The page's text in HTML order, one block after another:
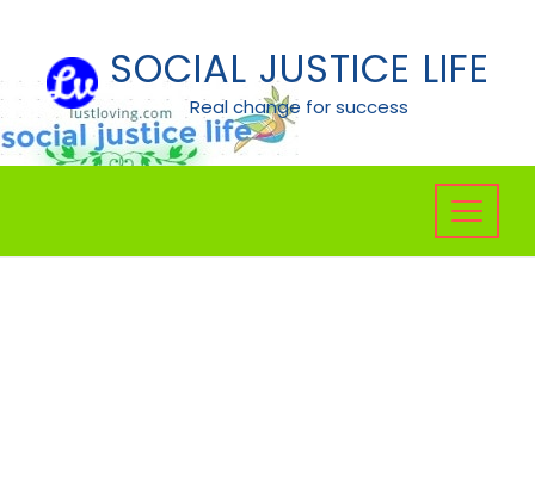
content
SOCIAL JUSTICE LIFE
Real change for success